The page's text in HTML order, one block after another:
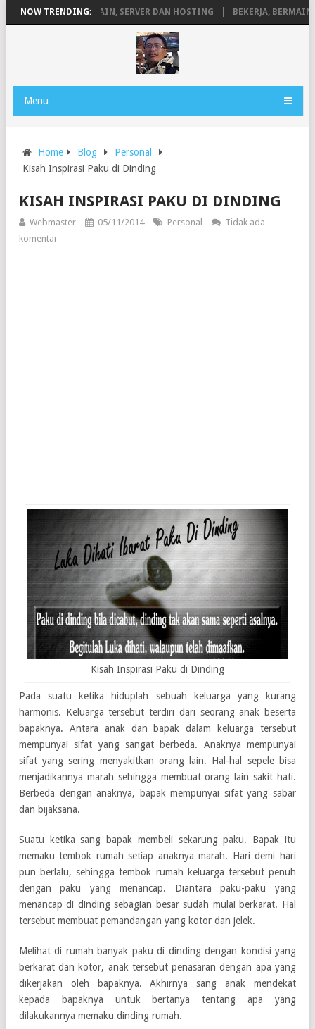
NOW TRENDING:
PENGERTIAN DOMAIN, SERVER DAN HOSTING BEKERJA, BERMAIN
Menu
Home Blog
Personal
Kisah Inspirasi Paku di Dinding
KISAH INSPIRASI PAKU DI DINDING
Webmaster 05/11/2014 Personal
Tidak ada
komentar
Kisah Inspirasi Paku di Dinding
Pada suatu ketika hiduplah sebuah keluarga yang kurang
harmonis. Keluarga tersebut terdiri dari seorang anak beserta
bapaknya. Antara anak dan bapak dalam keluarga tersebut
mempunyai sifat yang sangat berbeda. Anaknya mempunyai
sifat yang sering menyakitkan orang lain. Hal-hal sepele bisa
menjadikannya marah sehingga membuat orang lain sakit hati.
Berbeda dengan anaknya, bapak mempunyai sifat yang sabar
dan bijaksana.
Suatu ketika sang bapak membeli sekarung paku. Bapak itu
memaku tembok rumah setiap anaknya marah. Hari demi hari
pun berlalu, sehingga tembok rumah keluarga tersebut penuh
dengan paku yang menancap. Diantara paku-paku yang
menancap di dinding sebagian besar sudah mulai berkarat. Hal
tersebut membuat pemandangan yang kotor dan jelek.
Melihat di rumah banyak paku di dinding dengan kondisi yang
berkarat dan kotor, anak tersebut penasaran dengan apa yang
dikerjakan oleh bapaknya. Akhirnya sang anak mendekat
kepada bapaknya untuk bertanya tentang apa yang
dilakukannya memaku dinding rumah.